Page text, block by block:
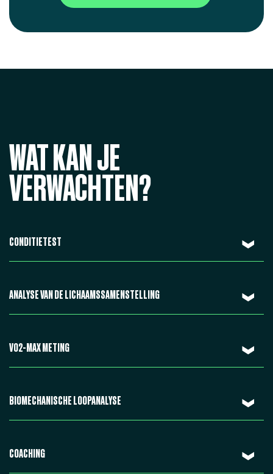
WAT KAN JE
VERWACHTEN?
CONDITIETEST
ANALYSE VAN DE LICHAAMSSAMENSTELLING
VO2-MAX METING
BIOMECHANISCHE LOOPANALYSE
COACHING